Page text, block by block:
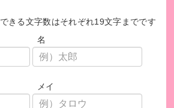
頭でも多くの鳥猟犬を救う道が開けま
きる文字数はそれぞれ19文字までです
名
メイ